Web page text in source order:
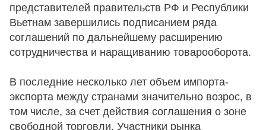
представителей правительств РФ и Республики
Вьетнам завершились подписанием ряда
соглашений по дальнейшему расширению
сотрудничества и наращиванию товарооборота.
В последние несколько лет объем импорта-
экспорта между странами значительно возрос, в
том числе, за счет действия соглашения о зоне
свободной торговли. Участники рынка